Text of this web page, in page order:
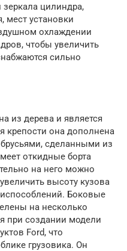
зеркала цилиндра,
мест установки
охлаждении
чтобы увеличить
сильно
из дерева и является
крепости она дополнена
сделанными из
откидные борта
на него можно
высоту кузова
Боковые
на несколько
при создании модели
Ford, что
грузовика. Он